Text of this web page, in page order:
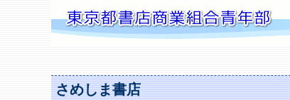
さめしま書店